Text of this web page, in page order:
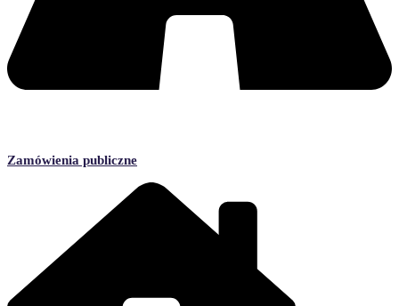
Zamówienia publiczne